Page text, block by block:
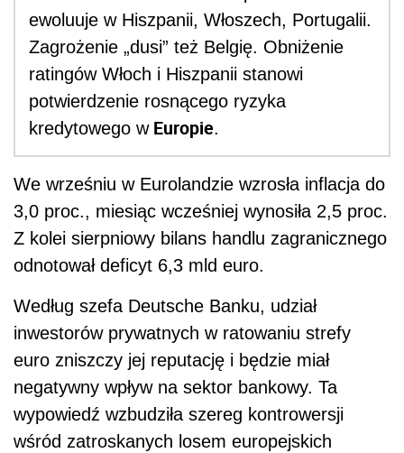
ewoluuje w Hiszpanii, Włoszech, Portugalii.
Zagrożenie „dusi” też Belgię. Obniżenie
ratingów Włoch i Hiszpanii stanowi
potwierdzenie rosnącego ryzyka
kredytowego wEuropie.
We wrześniu w Eurolandzie wzrosła inflacja do
3,0 proc., miesiąc wcześniej wynosiła 2,5 proc.
Z kolei sierpniowy bilans handlu zagranicznego
odnotował deficyt 6,3 mld euro.
Według szefa Deutsche Banku, udział
inwestorów prywatnych w ratowaniu strefy
euro zniszczy jej reputację i będzie miał
negatywny wpływ na sektor bankowy. Ta
wypowiedź wzbudziła szereg kontrowersji
wśród zatroskanych losem europejskich